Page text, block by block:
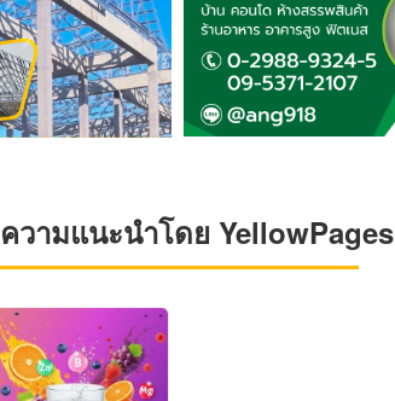
วามแนะนำโดย YellowPages